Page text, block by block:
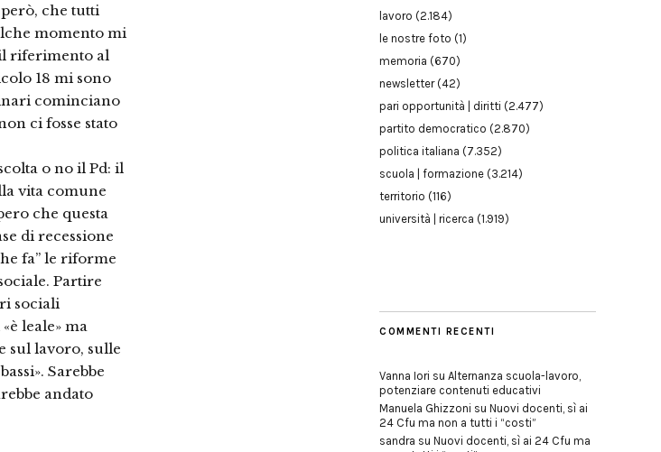
che tutti
momento mi
riferimento al
18 mi sono
cominciano
ci fosse stato
o no il Pd: il
vita comune
che questa
di recessione
fa” le riforme
Partire
sociali
leale» ma
sul lavoro, sulle
Sarebbe
andato
lavoro (2.184)
le nostre foto (1)
memoria (670)
newsletter(42)
pari opportunità | diritti (2.477)
partito democratico (2.870)
politica italiana (7.352)
scuola | formazione (3.214)
territorio (116)
università | ricerca (1.919)
COMMENTI RECENTI
Vanna Iori su Alternanza scuola-lavoro,
potenziare contenuti educativi
Manuela Ghizzoni su Nuovi docenti, sì ai
24 Cfu ma non a tutti i “costi”
sandra su Nuovi docenti, sì ai 24 Cfu ma